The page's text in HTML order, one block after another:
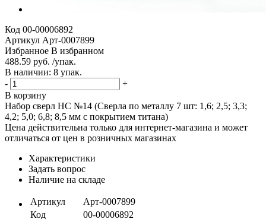
Код 00-00006892
Артикул Арт-0007899
Избранное В избранном
488.59 руб. /упак.
В наличии: 8 упак.
-
+
В корзину
Набор сверл НС №14 (Сверла по металлу 7 шт: 1,6; 2,5; 3,3;
4,2; 5,0; 6,8; 8,5 мм с покрытием титана)
Цена действительна только для интернет-магазина и может
отличаться от цен в розничных магазинах
Характеристики
Задать вопрос
Наличие на складе
Артикул
Арт-0007899
Код
00-00006892